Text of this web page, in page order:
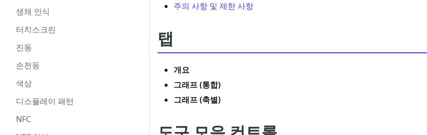
생체 인식
터치스크린
진동
손전등
색상
디스플레이 패턴
NFC
주의 사항 및 제한 사항
탭
개요
그래프 (통합)
그래프 (축별)